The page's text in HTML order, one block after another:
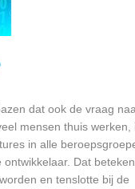
dat ook de vraag
mensen thuis werken,
in alle
Dat
en tenslotte bij de